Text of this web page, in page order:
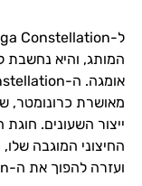
המותג, והיא נחשבת
מאושרת כרונומטר,
ייצור השעונים.
החיצוני המוגבה
ועזרה להפוך את ה-Constellation לזיהוי מיידי.